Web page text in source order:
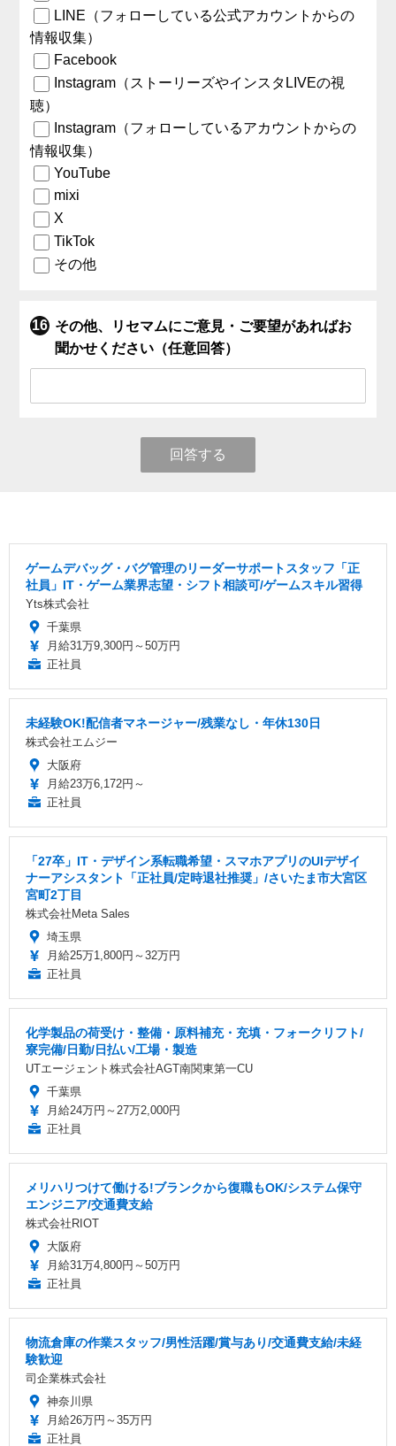
LINE（フォローしている公式アカウントからの
情報収集）
Facebook
Instagram（ストーリーズやインスタLIVEの視
聴）
Instagram（フォローしているアカウントからの
情報収集）
YouTube
mixi
X
TikTok
その他
その他、リセマムにご意見・ご要望があればお
聞かせください（任意回答）
回答する
ゲームデバッグ・バグ管理のリーダーサポートスタッフ「正
社員」IT・ゲーム業界志望・シフト相談可/ゲームスキル習得
Yts株式会社
千葉県
月給31万9,300円～50万円
正社員
未経験OK!配信者マネージャー/残業なし・年休130日
株式会社エムジー
大阪府
月給23万6,172円～
正社員
「27卒」IT・デザイン系転職希望・スマホアプリのUIデザイ
ナーアシスタント「正社員/定時退社推奨」/さいたま市大宮区
宮町2丁目
株式会社Meta Sales
埼玉県
月給25万1,800円～32万円
正社員
化学製品の荷受け・整備・原料補充・充填・フォークリフト/
寮完備/日勤/日払い/工場・製造
UTエージェント株式会社AGT南関東第一CU
千葉県
月給24万円～27万2,000円
正社員
メリハリつけて働ける!ブランクから復職もOK/システム保守
エンジニア/交通費支給
株式会社RIOT
大阪府
月給31万4,800円～50万円
正社員
物流倉庫の作業スタッフ/男性活躍/賞与あり/交通費支給/未経
験歓迎
司企業株式会社
神奈川県
月給26万円～35万円
正社員